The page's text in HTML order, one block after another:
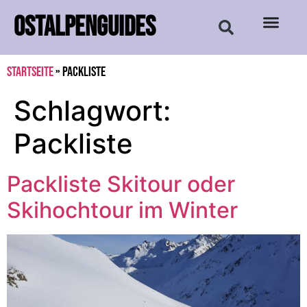
OSTALPENGUIDES
Startseite»Packliste
Schlagwort:
Packliste
Packliste Skitour oder
Skihochtour im Winter